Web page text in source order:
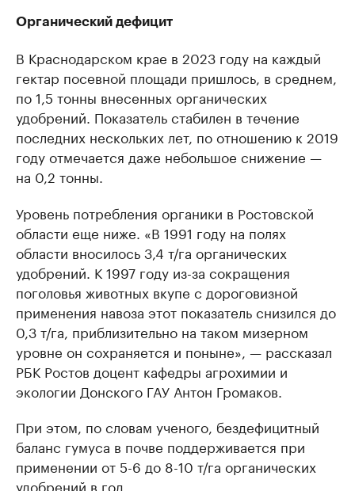
Органический дефицит
В Краснодарском крае в 2023 году на каждый
гектар посевной площади пришлось, в среднем,
по 1,5 тонны внесенных органических
удобрений. Показатель стабилен в течение
последних нескольких лет, по отношению к 2019
году отмечается даже небольшое снижение —
на 0,2 тонны.
Уровень потребления органики в Ростовской
области еще ниже. «В 1991 году на полях
области вносилось 3,4 т/га органических
удобрений. К 1997 году из-за сокращения
поголовья животных вкупе с дороговизной
применения навоза этот показатель снизился до
0,3 т/га, приблизительно на таком мизерном
уровне он сохраняется и поныне», — рассказал
РБК Ростов доцент кафедры агрохимии и
экологии Донского ГАУ Антон Громаков.
При этом, по словам ученого, бездефицитный
баланс гумуса в почве поддерживается при
применении от 5-6 до 8-10 т/га органических
удобрений в год.